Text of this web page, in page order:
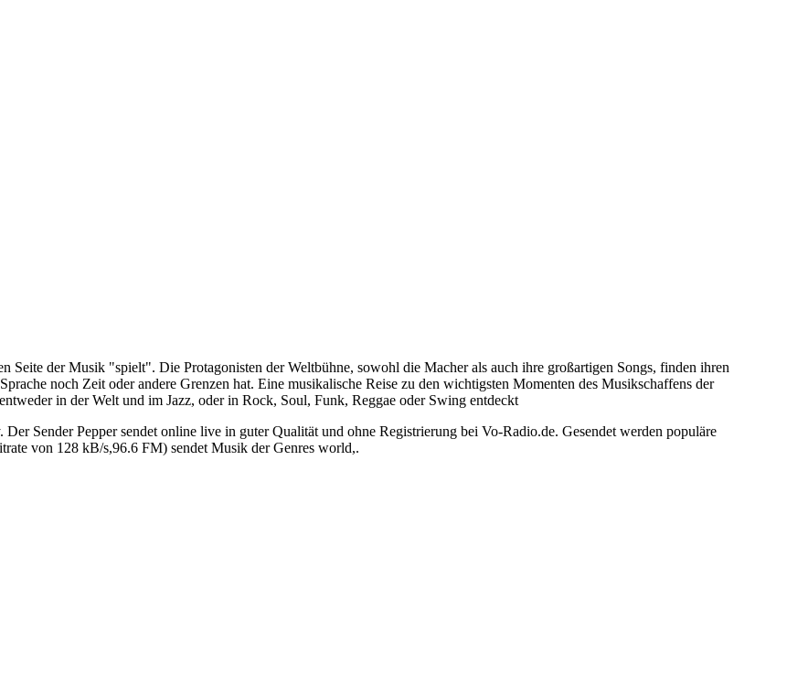
Seite der Musik "spielt". Die Protagonisten der Weltbühne, sowohl die Macher als auch ihre großartigen Songs, finden ihren
noch Zeit oder andere Grenzen hat. Eine musikalische Reise zu den wichtigsten Momenten des Musikschaffens der
in der Welt und im Jazz, oder in Rock, Soul, Funk, Reggae oder Swing entdeckt
Sender Pepper sendet online live in guter Qualität und ohne Registrierung bei Vo-Radio.de. Gesendet werden populäre
von 128 kB/s,96.6 FM) sendet Musik der Genres world,.